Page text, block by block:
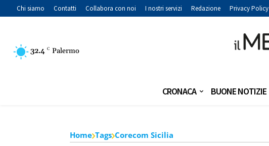
Chi siamo Contatti Collabora con noi I nostri servizi Redazione Privacy Policy
32.4 C Palermo
CRONACA BUONE NOTIZIE
Home Tags Corecom Sicilia